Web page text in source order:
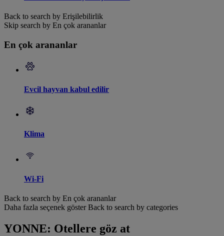
Back to search by Erişilebilirlik
Skip search by En çok arananlar
En çok arananlar
Evcil hayvan kabul edilir
Klima
Wi-Fi
Back to search by En çok arananlar
Daha fazla seçenek göster Back to search by categories
YONNE: Otellere göz at